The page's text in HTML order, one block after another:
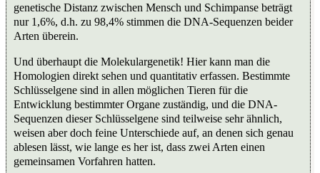
genetische Distanz zwischen Mensch und Schimpanse beträgt
nur 1,6%, d.h. zu 98,4% stimmen die DNA-Sequenzen beider
Arten überein.
Und überhaupt die Molekulargenetik! Hier kann man die
Homologien direkt sehen und quantitativ erfassen. Bestimmte
Schlüsselgene sind in allen möglichen Tieren für die
Entwicklung bestimmter Organe zuständig, und die DNA-
Sequenzen dieser Schlüsselgene sind teilweise sehr ähnlich,
weisen aber doch feine Unterschiede auf, an denen sich genau
ablesen lässt, wie lange es her ist, dass zwei Arten einen
gemeinsamen Vorfahren hatten.